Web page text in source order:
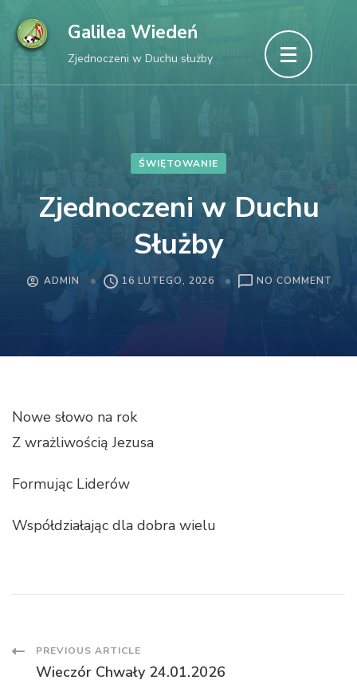
(Press
Galilea Wiedeń
Zjednoczeni w Duchu służby
ŚWIĘTOWANIE
Zjednoczeni w Duchu
Służby
ADMIN 16 LUTEGO, 2026 NO COMMENT
Nowe słowo na rok
Z wrażliwością Jezusa
Formując Liderów
Współdziałając dla dobra wielu
Post
PREVIOUS ARTICLE
Wieczór Chwały 24.01.2026